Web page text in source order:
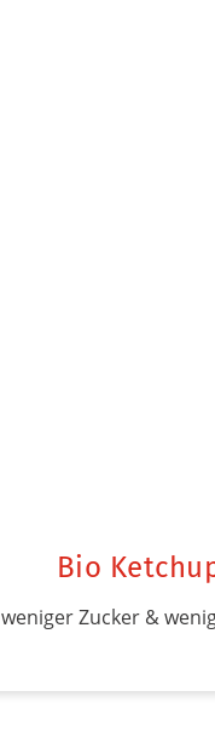
Bio
weniger Zucker &